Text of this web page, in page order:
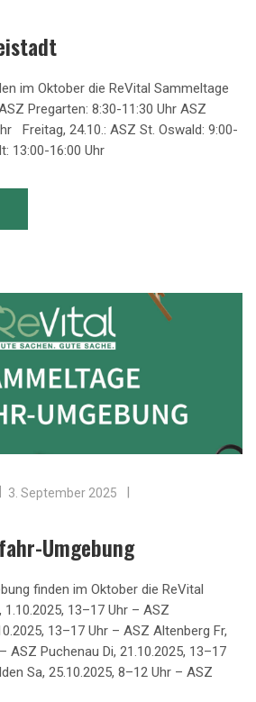
im Oktober die ReVital Sammeltage
Pregarten: 8:30-11:30 Uhr ASZ
Freitag, 24.10.: ASZ St. Oswald: 9:00-
13:00-16:00 Uhr
3. September 2025 |
Umgebung
finden im Oktober die ReVital
13–17 Uhr – ASZ
13–17 Uhr – ASZ Altenberg Fr,
ASZ Puchenau Di, 21.10.2025, 13–17
Sa, 25.10.2025, 8–12 Uhr – ASZ